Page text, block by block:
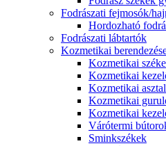
Fodrászati fejmosók/
Hordozható
Fodrászati lábtartók
Kozmetikai
Kozmetikai
Kozmetikai
Kozmetikai
Kozmetikai
Kozmetikai
Várótermi
Sminkszékek